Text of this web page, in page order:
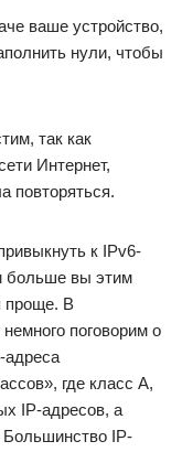
ваше устройство,
нули, чтобы
так как
Интернет,
повторяться.
к IPv6-
больше вы этим
проще. В
поговорим о
адреса
где класс A,
IP-адресов, а
Большинство IP-